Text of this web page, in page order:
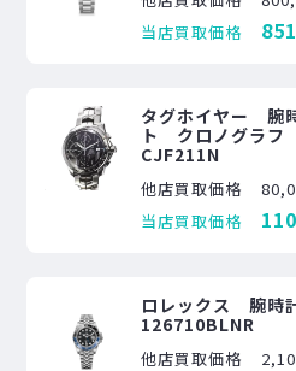
当店買取価格
タグホイヤー 腕
ト クロノグラ
CJF211N
他店買取価格
当店買取価格
ロレックス 腕
126710BLNR
他店買取価格